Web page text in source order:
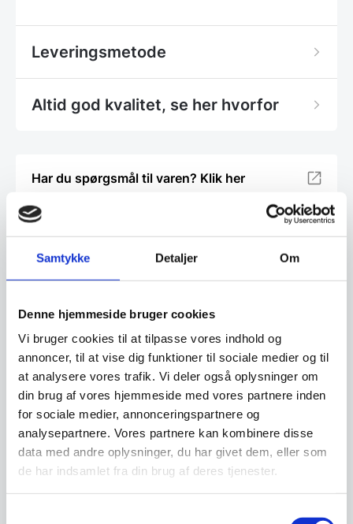
Samtykke Detaljer Om
Denne hjemmeside bruger cookies
Vi bruger cookies til at tilpasse vores indhold og
annoncer, til at vise dig funktioner til sociale medier og til
at analysere vores trafik. Vi deler også oplysninger om
din brug af vores hjemmeside med vores partnere inden
for sociale medier, annonceringspartnere og
analysepartnere. Vores partnere kan kombinere disse
data med andre oplysninger, du har givet dem, eller som
de har indsamlet fra din brug af deres tjenester.
Leveringsmetode
Altid god kvalitet, se her hvorfor
Har du spørgsmål til varen? Klik her
Vi prismatcher - Klik her
SPINDLE smykkeskrin,
Petunia lysestage – H11 x
B7 x L7 cm